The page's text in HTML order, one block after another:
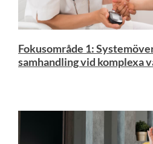
Fokusområde 1:
samhandling vid komplexa